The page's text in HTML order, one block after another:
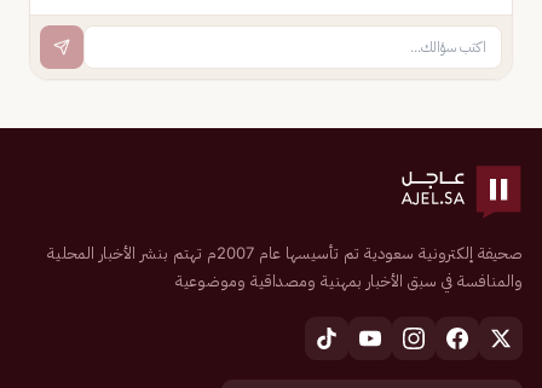
صحيفة إلكترونية سعودية تم تأسيسها عام 2007م تهتم بنشر الأخبار المحلية
والمنافسة في سبق الأخبار بمهنية ومصداقية وموضوعية